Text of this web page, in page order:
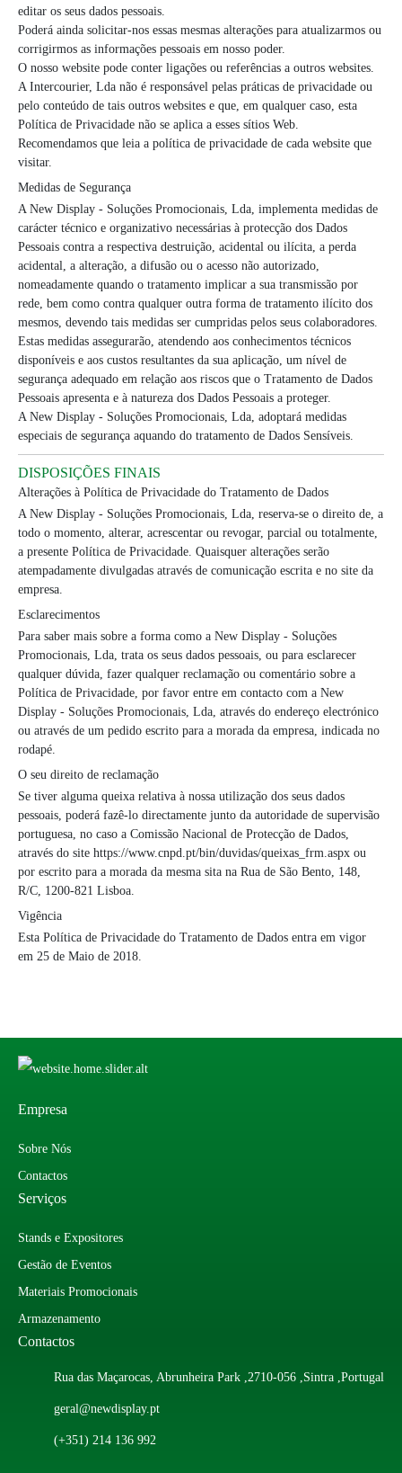
editar os seus dados pessoais.
Poderá ainda solicitar-nos essas mesmas alterações para atualizarmos ou
corrigirmos as informações pessoais em nosso poder.
O nosso website pode conter ligações ou referências a outros websites.
A Intercourier, Lda não é responsável pelas práticas de privacidade ou
pelo conteúdo de tais outros websites e que, em qualquer caso, esta
Política de Privacidade não se aplica a esses sítios Web.
Recomendamos que leia a política de privacidade de cada website que
visitar.
Medidas de Segurança
A New Display - Soluções Promocionais, Lda, implementa medidas de
carácter técnico e organizativo necessárias à protecção dos Dados
Pessoais contra a respectiva destruição, acidental ou ilícita, a perda
acidental, a alteração, a difusão ou o acesso não autorizado,
nomeadamente quando o tratamento implicar a sua transmissão por
rede, bem como contra qualquer outra forma de tratamento ilícito dos
mesmos, devendo tais medidas ser cumpridas pelos seus colaboradores.
Estas medidas assegurarão, atendendo aos conhecimentos técnicos
disponíveis e aos custos resultantes da sua aplicação, um nível de
segurança adequado em relação aos riscos que o Tratamento de Dados
Pessoais apresenta e à natureza dos Dados Pessoais a proteger.
A New Display - Soluções Promocionais, Lda, adoptará medidas
especiais de segurança aquando do tratamento de Dados Sensíveis.
DISPOSIÇÕES FINAIS
Alterações à Política de Privacidade do Tratamento de Dados
A New Display - Soluções Promocionais, Lda, reserva-se o direito de, a
todo o momento, alterar, acrescentar ou revogar, parcial ou totalmente,
a presente Política de Privacidade. Quaisquer alterações serão
atempadamente divulgadas através de comunicação escrita e no site da
empresa.
Esclarecimentos
Para saber mais sobre a forma como a New Display - Soluções
Promocionais, Lda, trata os seus dados pessoais, ou para esclarecer
qualquer dúvida, fazer qualquer reclamação ou comentário sobre a
Política de Privacidade, por favor entre em contacto com a New
Display - Soluções Promocionais, Lda, através do endereço electrónico
ou através de um pedido escrito para a morada da empresa, indicada no
rodapé.
O seu direito de reclamação
Se tiver alguma queixa relativa à nossa utilização dos seus dados
pessoais, poderá fazê-lo directamente junto da autoridade de supervisão
portuguesa, no caso a Comissão Nacional de Protecção de Dados,
através do site https://www.cnpd.pt/bin/duvidas/queixas_frm.aspx ou
por escrito para a morada da mesma sita na Rua de São Bento, 148,
R/C, 1200-821 Lisboa.
Vigência
Esta Política de Privacidade do Tratamento de Dados entra em vigor
em 25 de Maio de 2018.
Empresa
Sobre Nós
Contactos
Serviços
Stands e Expositores
Gestão de Eventos
Materiais Promocionais
Armazenamento
Contactos
Rua das Maçarocas, Abrunheira Park ,2710-056 ,Sintra ,Portugal
geral@newdisplay.pt
(+351) 214 136 992